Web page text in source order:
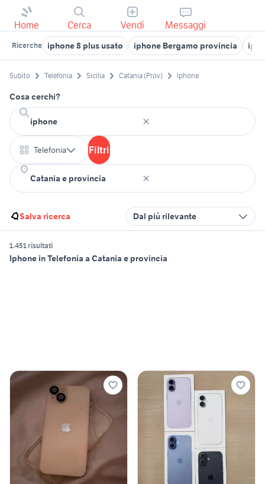
Home Cerca Vendi Messaggi
Ricerche iphone 8 plus usato iphone Bergamo provincia
Subito Telefonia Sicilia Catania (Prov) iphone
Cosa cerchi?
Telefonia Filtri
Salva ricerca Dal più rilevante
1.451 risultati
Iphone in Telefonia a Catania e provincia